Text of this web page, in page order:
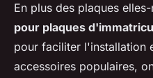
En plus des plaques
pour plaques
pour faciliter l'installation
accessoires populaires,